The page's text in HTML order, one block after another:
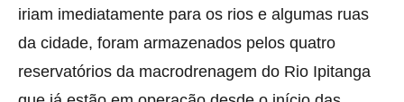
iriam imediatamente para os rios e algumas ruas
da cidade, foram armazenados pelos quatro
reservatórios da macrodrenagem do Rio Ipitanga